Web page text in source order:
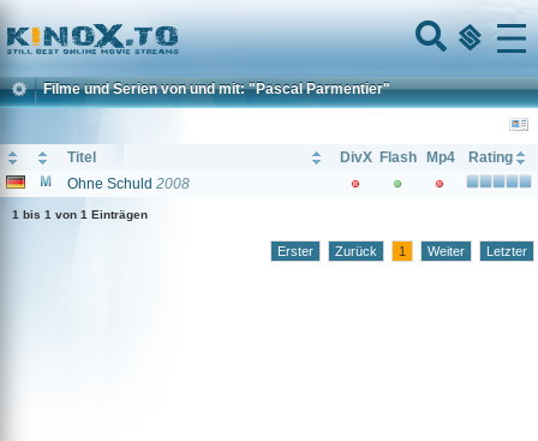
Home
Menu
Filme und Serien von und mit: "Pascal Parmentier"
Titel DivX Flash Mp4
Rating
Ohne Schuld 2008
1 bis 1 von 1 Einträgen
Erster Zurück 1 Weiter Letzter